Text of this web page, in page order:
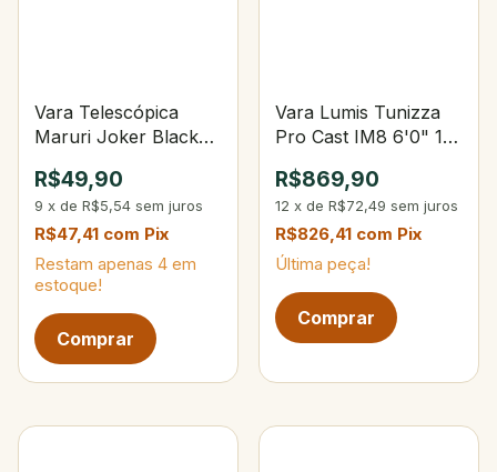
Vara Telescópica
Maruri Joker Black
R$49,90
9 x de R$5,54 sem juros
R$47,41 com Pix
Restam apenas 4 em
estoque!
Vara Lumis Tunizza
Pro Cast IM8 6'0" 15-
R$869,90
12 x de R$72,49 sem juros
R$826,41 com Pix
Última peça!